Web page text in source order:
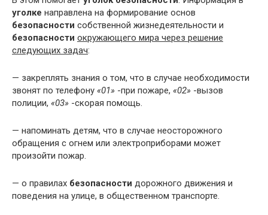
уголке направлена на формирование основ
безопасности собственной жизнедеятельности и
безопасности окружающего мира через решение
следующих задач:
— закреплять знания о том, что в случае необходимости
звонят по телефону «01» -при пожаре, «02» -вызов
полиции, «03» -скорая помощь.
— напоминать детям, что в случае неосторожного
обращения с огнем или электроприборами может
произойти пожар.
— о правилах безопасности дорожного движения и
поведения на улице, в общественном транспорте.